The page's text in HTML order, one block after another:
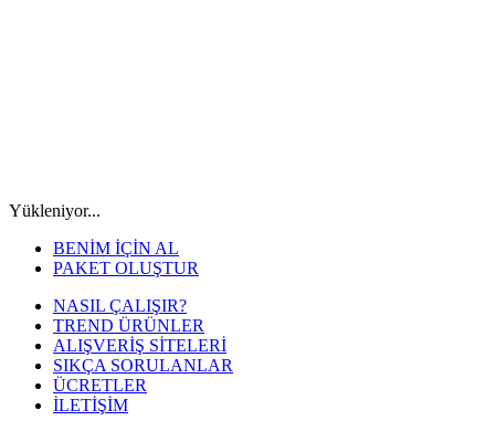
Yükleniyor...
BENİM İÇİN AL
PAKET OLUŞTUR
NASIL ÇALIŞIR?
TREND ÜRÜNLER
ALIŞVERİŞ SİTELERİ
SIKÇA SORULANLAR
ÜCRETLER
İLETİŞİM